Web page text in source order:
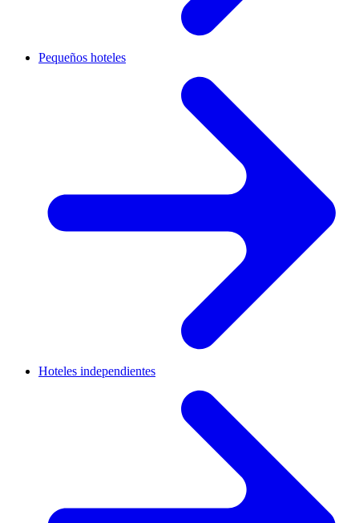
Pequeños hoteles
Hoteles independientes